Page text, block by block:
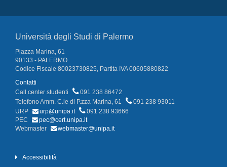
Università degli Studi di Palermo
Piazza Marina, 61
90133 - PALERMO
Codice Fiscale 80023730825, Partita IVA 00605880822
Contatti
Call center studenti
091 238 86472
Telefono Amm. C.le di P.zza Marina, 61
091 238 93011
URP
urp@unipa.it
091 238 93666
PEC
pec@cert.unipa.it
Webmaster
webmaster@unipa.it
Accessibilità